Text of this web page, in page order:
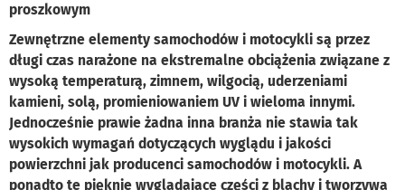
proszkowym
Zewnętrzne elementy samochodów i motocykli są przez
długi czas narażone na ekstremalne obciążenia związane z
wysoką temperaturą, zimnem, wilgocią, uderzeniami
kamieni, solą, promieniowaniem UV i wieloma innymi.
Jednocześnie prawie żadna inna branża nie stawia tak
wysokich wymagań dotyczących wyglądu i jakości
powierzchni jak producenci samochodów i motocykli. A
ponadto te pięknie wyglądające części z blachy i tworzywa